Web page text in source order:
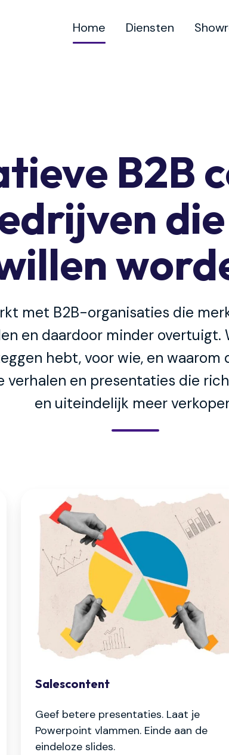
Home Diensten
B2B
met B2B-organisaties die
en daardoor minder
hebt, voor wie, en
verhalen en presentaties die
en uiteindelijk meer
Salescontent
Salescontent
Geef betere presentaties. Laat je
Powerpoint vlammen. Einde aan de
eindeloze slides.